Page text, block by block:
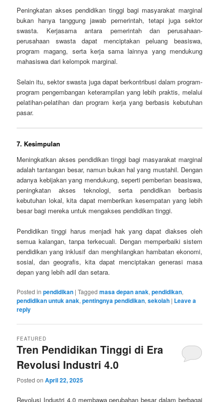
Peningkatan akses pendidikan tinggi bagi masyarakat marginal
bukan hanya tanggung jawab pemerintah, tetapi juga sektor
swasta. Kerjasama antara pemerintah dan perusahaan-
perusahaan swasta dapat menciptakan peluang beasiswa,
program magang, serta kerja sama lainnya yang mendukung
mahasiswa dari kelompok marginal.
Selain itu, sektor swasta juga dapat berkontribusi dalam program-
program pengembangan keterampilan yang lebih praktis, melalui
pelatihan-pelatihan dan program kerja yang berbasis kebutuhan
pasar.
7. Kesimpulan
Meningkatkan akses pendidikan tinggi bagi masyarakat marginal
adalah tantangan besar, namun bukan hal yang mustahil. Dengan
adanya kebijakan yang mendukung, seperti pemberian beasiswa,
peningkatan akses teknologi, serta pendidikan berbasis
kebutuhan lokal, kita dapat memberikan kesempatan yang lebih
besar bagi mereka untuk mengakses pendidikan tinggi.
Pendidikan tinggi harus menjadi hak yang dapat diakses oleh
semua kalangan, tanpa terkecuali. Dengan memperbaiki sistem
pendidikan yang inklusif dan menghilangkan hambatan ekonomi,
sosial, dan geografis, kita dapat menciptakan generasi masa
depan yang lebih adil dan setara.
Posted in pendidikan |Tagged masa depan anak,pendidikan,
pendidikan untuk anak,pentingnya pendidikan,sekolah | Leave a
reply
Tren Pendidikan Tinggi di Era
Revolusi Industri 4.0
FEATURED
Posted onApril 22, 2025
Revolusi Industri 4.0 membawa perubahan besar dalam berbagai